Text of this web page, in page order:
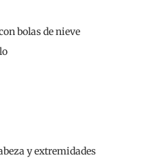
bolas de nieve
y extremidades